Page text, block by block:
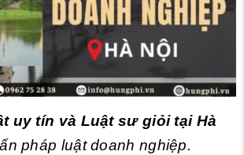
uy tín và Luật sư giỏi tại Hà
pháp luật doanh nghiệp.